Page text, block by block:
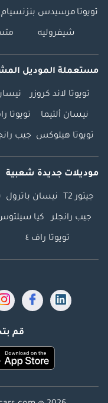
تويوتا مرسيدس بنزنسيام
شيفروليه
مستعملة الموديل
تويوتا لاند كروزر
نيسان ألتيما تويوتا
تويوتا هيلوكس جيب
موديلات جديدة شعبية
جيتور T2 نيسان باترول
جيب رانجلر كيا
تويوتا راف ٤
قم